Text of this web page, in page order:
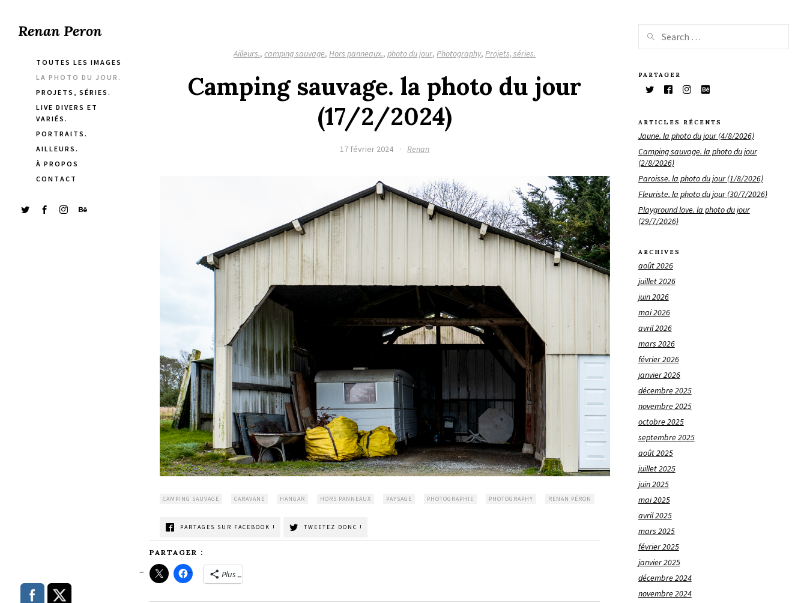
Renan Peron
TOUTES LES IMAGES
LA PHOTO DU JOUR.
PROJETS, SÉRIES.
LIVE DIVERS ET
VARIÉS.
PORTRAITS.
AILLEURS.
À PROPOS
CONTACT
Ailleurs.,camping sauvage,Hors panneaux.,photo du jour,Photography,Projets, séries.
Camping sauvage. la photo du jour
(17/2/2024)
17 février 2024 · Renan
CAMPING SAUVAGE CARAVANE HANGAR HORS PANNEAUX PAYSAGE PHOTOGRAPHIE PHOTOGRAPHY RENAN PÉRON
PARTAGES SUR FACEBOOK ! TWEETEZ DONC !
PARTAGER :
Plus
PARTAGER
ARTICLES RÉCENTS
Jaune. la photo du jour (4/8/2026)
Camping sauvage. la photo du jour
(2/8/2026)
Paroisse. la photo du jour (1/8/2026)
Fleuriste. la photo du jour (30/7/2026)
Playground love. la photo du jour
(29/7/2026)
ARCHIVES
août 2026
juillet 2026
juin 2026
mai 2026
avril 2026
mars 2026
février 2026
janvier 2026
décembre 2025
novembre 2025
octobre 2025
septembre 2025
août 2025
juillet 2025
juin 2025
mai 2025
avril 2025
mars 2025
février 2025
janvier 2025
décembre 2024
novembre 2024